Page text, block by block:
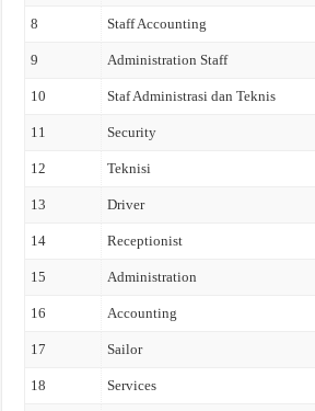
8 Staff Accounting
9 Administration Staff
10 Staf Administrasi dan Teknis
11 Security
12 Teknisi
13 Driver
14 Receptionist
15 Administration
16 Accounting
17 Sailor
18 Services